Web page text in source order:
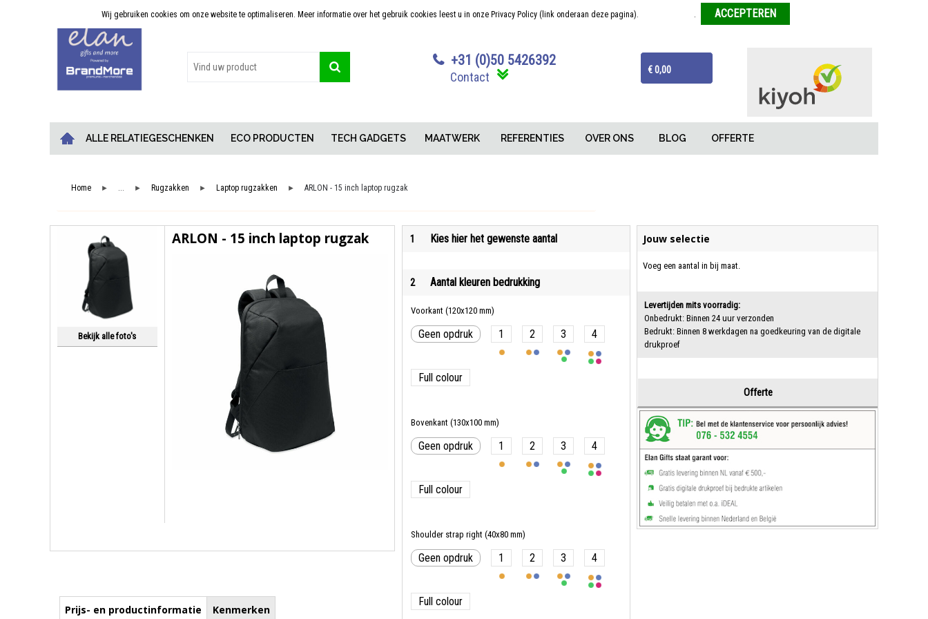
Persoonlijk advies Sterk in maatwerk Concurrerende prijzen Van tekentafel tot eindproduct
€ 0,00
+31 (0)50 5426392
Contact
ALLE RELATIEGESCHENKEN ECO PRODUCTEN TECH GADGETS MAATWERK REFERENTIES OVER ONS BLOG OFFERTE
Home ► ... ► Rugzakken ► Laptop rugzakken ► ARLON - 15 inch laptop rugzak
1 Kies hier het gewenste aantal
2 Aantal kleuren bedrukking
Voorkant (120x120 mm)
Geen opdruk 1 2 3 4
Full colour
Bovenkant (130x100 mm)
Geen opdruk 1 2 3 4
Full colour
Shoulder strap right (40x80 mm)
Geen opdruk 1 2 3 4
Full colour
Jouw selectie
Voeg een aantal in bij maat.
Levertijden mits voorradig:
Onbedrukt: Binnen 24 uur verzonden
Bedrukt: Binnen 8 werkdagen na goedkeuring van de digitale
drukproef
Offerte
Bekijk alle foto's
ARLON - 15 inch laptop rugzak
Prijs- en productinformatie Kenmerken
Wij gebruiken cookies om onze website te optimaliseren. Meer informatie over het gebruik cookies leest u in onze Privacy Policy (link onderaan deze pagina). .